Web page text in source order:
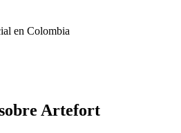
en Colombia
Artefort